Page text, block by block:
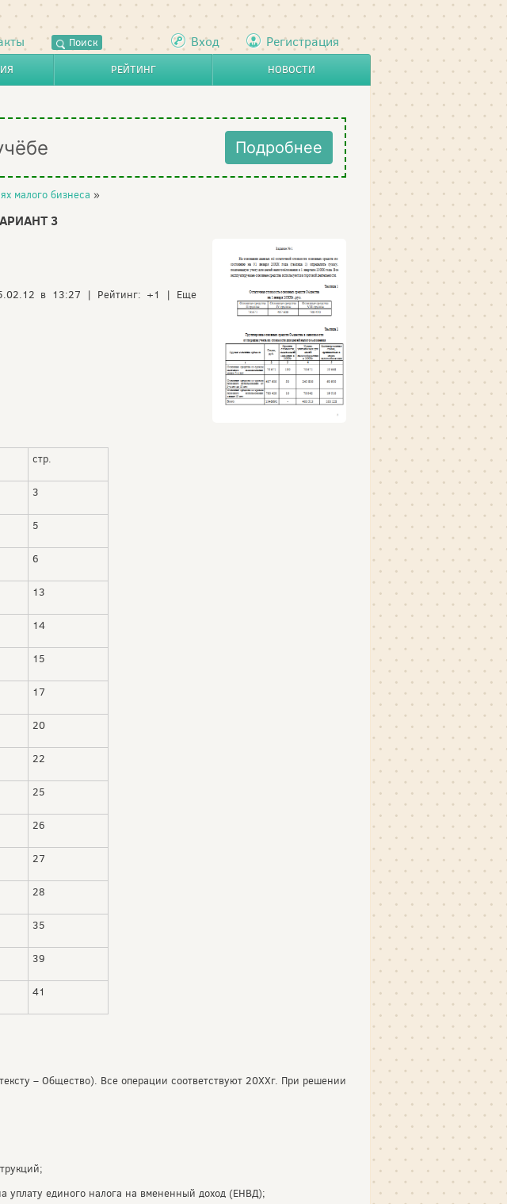
Поиск Вход Регистрация
РЕЙТИНГ НОВОСТИ
Подробнее
малого бизнеса »
3
в 13:27 | Рейтинг: +1 | Еще
стр.
3
5
6
13
14
15
17
20
22
25
26
27
28
35
39
41
– Общество). Все операции соответствуют 20ХХг. При решении
уплату единого налога на вмененный доход (ЕНВД);